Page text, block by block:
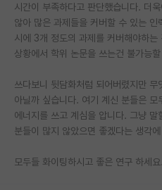
시간이 부족하다고 판단했습니다. 더
않아 많은 과제들을 커버할 수 있는
시에 3개 정도의 과제를 커버해야하
상황에서 학위 논문을 쓰는건 불가능
쓰다보니 뒷담화처럼 되어버렸지만 무
아닐까 싶습니다. 여기 계신 분들은
에너지를 쓰고 계심을 압니다. 그냥
분들이 많지 않았으면 좋겠다는 생각
모두들 화이팅하시고 좋은 연구 하세요.